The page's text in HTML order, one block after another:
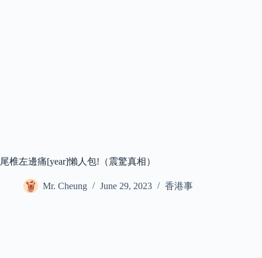
尾椎左邊痛[year]懶人包!（震驚真相）
Mr. Cheung June 29, 2023 香港事